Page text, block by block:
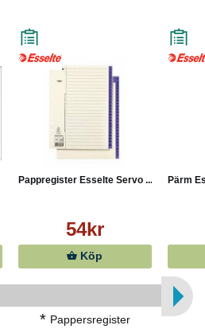
Pappregister Esselte Servo ...
54kr
Köp
Pärm
* Pappersregister